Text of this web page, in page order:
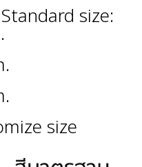
size:
size